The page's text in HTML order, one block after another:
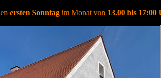
ersten Sonntag im Monat von 13.00 bis 17:00